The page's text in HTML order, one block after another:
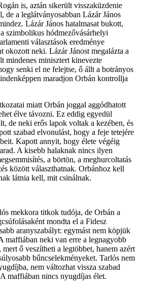
is, aztán sikerült visszaküzdenie
de a leglátványosabban Lázár János
Lázár János hatalmasat bukott,
szimbolikus hódmezővásárhelyi
választások eredménye
okozott neki. Lázár Jánost megalázta a
mindenes minisztert kinevezte
senki el ne felejtse, ő állt a botrányos
maradjon Orbán kontrollja
miatt Orbán joggal aggódhatott
élve távozni. Ez eddig egyedül
de neki erős lapok voltak a kezében, és
szabad elvonulást, hogy a feje tetejére
Kapott annyit, hogy élete végéig
A kisebb halaknak nincs ilyen
a börtön, a meghurcoltatás
között választhatnak. Orbánhoz kell
látnia kell, mit csinálnak.
mekkora titkok tudója, de Orbán a
mondta el a Fidesz
aranyszabályt: egymást nem köpjük
maffiában neki van erre a legnagyobb
mert ő veszítheti a legtöbbet, hanem azért
bűncselekményeket. Tarlós nem
nem változhat vissza szabad
maffiában nincs nyugdíjas élet.